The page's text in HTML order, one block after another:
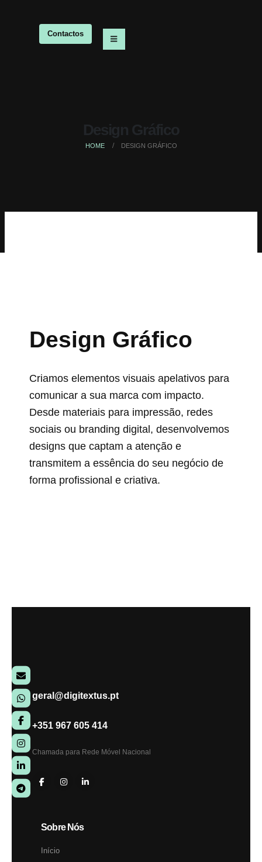
Contactos
Design Gráfico
HOME DESIGN GRÁFICO
Design Gráfico
Criamos elementos visuais apelativos para
comunicar a sua marca com impacto.
Desde materiais para impressão, redes
sociais ou branding digital, desenvolvemos
designs que captam a atenção e
transmitem a essência do seu negócio de
forma profissional e criativa.
geral@digitextus.pt
+351 967 605 414
Chamada para Rede Móvel Nacional
Sobre Nós
Início